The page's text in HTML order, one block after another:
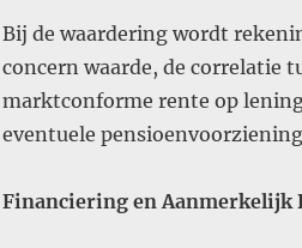
Bij de waardering wordt
concern waarde, de correlatie
marktconforme rente op
eventuele
Financiering en Aanmerkelijk